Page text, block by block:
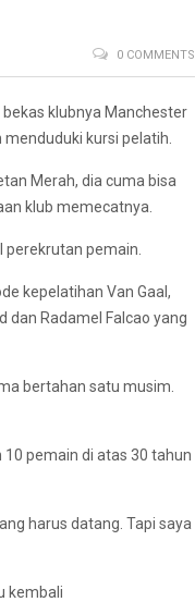
0 COMMENTS
klubnya Manchester
kursi pelatih.
Merah, dia cuma bisa
klub memecatnya.
pemain.
kepelatihan Van Gaal,
dan Radamel Falcao yang
bertahan satu musim.
pemain di atas 30 tahun
harus datang. Tapi saya
kembali